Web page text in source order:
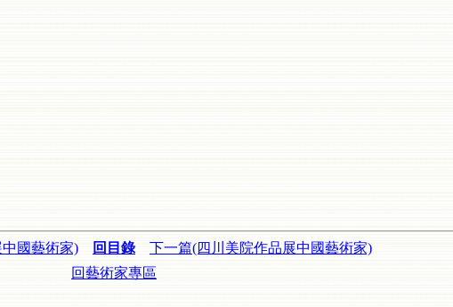
中國藝術家) 回目錄
下一篇(四川美院作品展中國藝術家)
回藝術家專區